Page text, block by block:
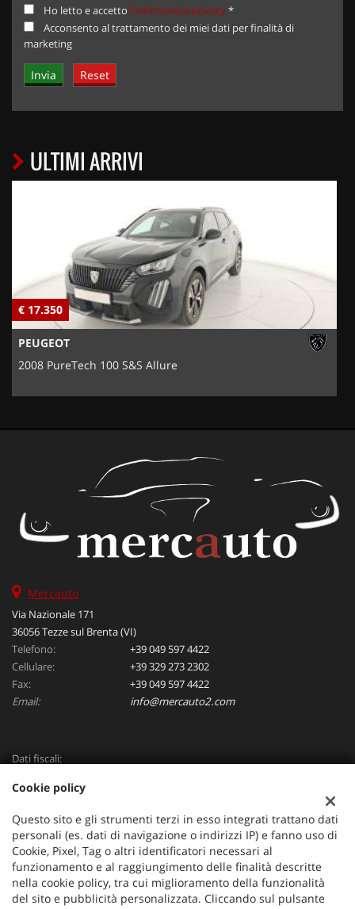
Ho letto e accetto l'informativa privacy*
Acconsento al trattamento dei miei dati per finalità di
marketing
ULTIMI ARRIVI
€ 17.350
PEUGEOT
2008 PureTech 100 S&S Allure
Mercauto
Via Nazionale 171
36056 Tezze sul Brenta (VI)
Telefono:
+39 049 597 4422
Cellulare:
+39 329 273 2302
Fax:
+39 049 597 4422
Email:
info@mercauto2.com
Dati fiscali:
Via Nazionale, 171 PD - 36056 Tezze sul Brenta
Registro delle imprese:PD
Cookie policy
Questo sito e gli strumenti terzi in esso integrati trattano dati
personali (es. dati di navigazione o indirizzi IP) e fanno uso di
Cookie, Pixel, Tag o altri identificatori necessari al
funzionamento e al raggiungimento delle finalità descritte
nella cookie policy, tra cui miglioramento della funzionalità
del sito e pubblicità personalizzata. Cliccando sul pulsante